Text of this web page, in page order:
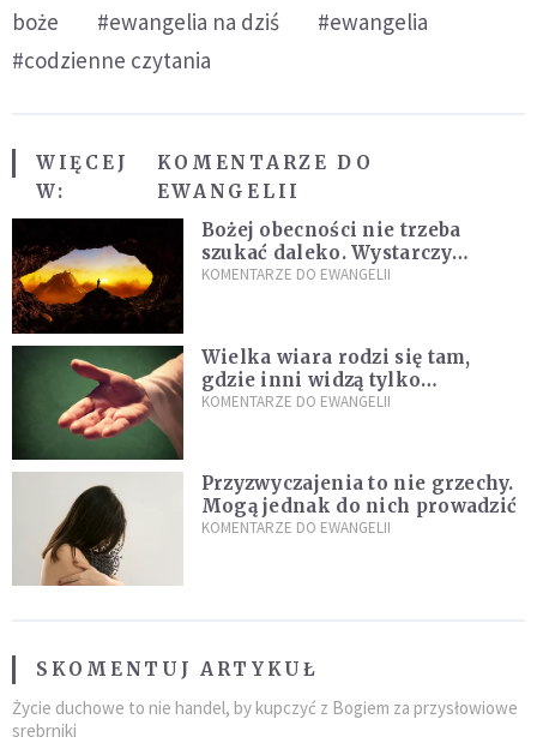
boże
#ewangelia na dziś
#ewangelia
#codzienne czytania
WIĘCEJ
W:
KOMENTARZE DO
EWANGELII
Bożej obecności nie trzeba
szukać daleko. Wystarczy
nauczyć się słuchać
KOMENTARZE DO EWANGELII
Wielka wiara rodzi się tam,
gdzie inni widzą tylko
przeszkody
KOMENTARZE DO EWANGELII
Przyzwyczajenia to nie grzechy.
Mogą jednak do nich prowadzić
KOMENTARZE DO EWANGELII
SKOMENTUJ ARTYKUŁ
Życie duchowe to nie handel, by kupczyć z Bogiem za przysłowiowe
srebrniki